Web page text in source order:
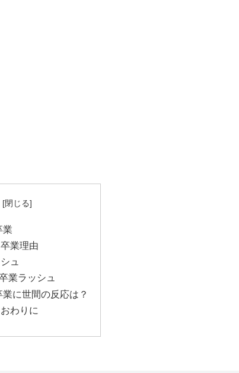
業
業理由
ュ
業ラッシュ
に世間の反応は？
わりに